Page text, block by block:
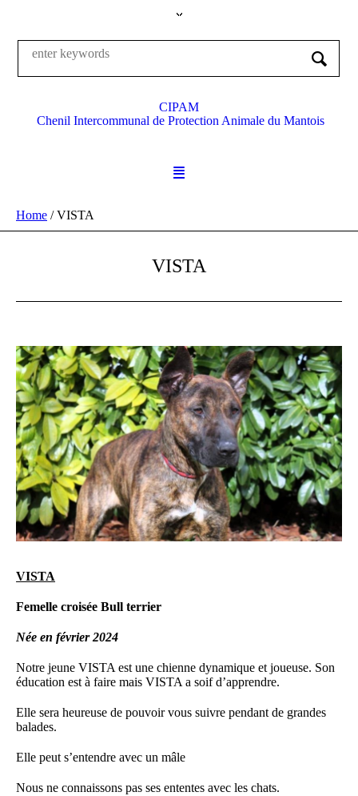
CIPAM
Chenil Intercommunal de Protection Animale du Mantois
Home /VISTA
VISTA
VISTA
Femelle croisée Bull terrier
Née en février 2024
Notre jeune VISTA est une chienne dynamique et joueuse. Son
éducation est à faire mais VISTA a soif d’apprendre.
Elle sera heureuse de pouvoir vous suivre pendant de grandes
balades.
Elle peut s’entendre avec un mâle
Nous ne connaissons pas ses ententes avec les chats.